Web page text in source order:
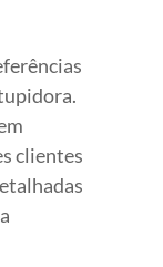
clientes